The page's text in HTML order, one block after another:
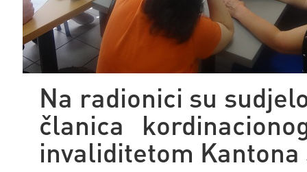
Na radionici su
članica
invaliditetom Kantona